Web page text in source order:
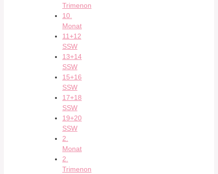
Trimenon
10.
Monat
11+12
SSW
13+14
SSW
15+16
SSW
17+18
SSW
19+20
SSW
2.
Monat
2.
Trimenon